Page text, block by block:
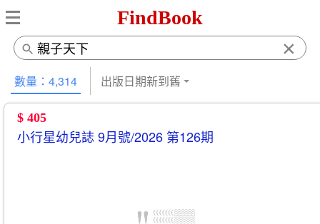
FindBook
×
數量：4,314 出版日期新到舊
$ 405
小行星幼兒誌 9月號/2026 第126期